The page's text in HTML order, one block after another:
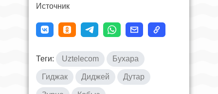
Источник
Теги: Uztelecom Бухара
Гиджак Диджей Дутар